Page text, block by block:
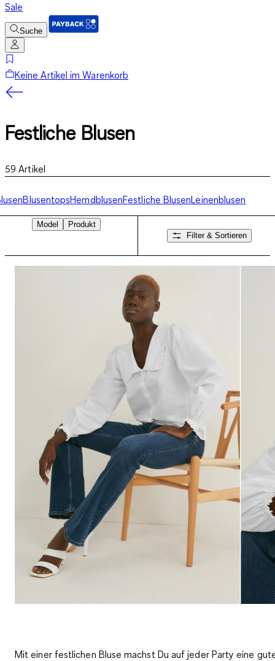
Sale
Suche
Keine Artikel im Warenkorb
Festliche Blusen
59 Artikel
BlusentopsHemdblusenFestliche BlusenLeinenblusen
Model
Produkt
Filter & Sortieren
Mit einer festlichen Bluse machst Du auf jeder Party eine